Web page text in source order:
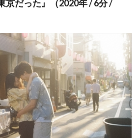
京だった』（2020年 / 6分 /